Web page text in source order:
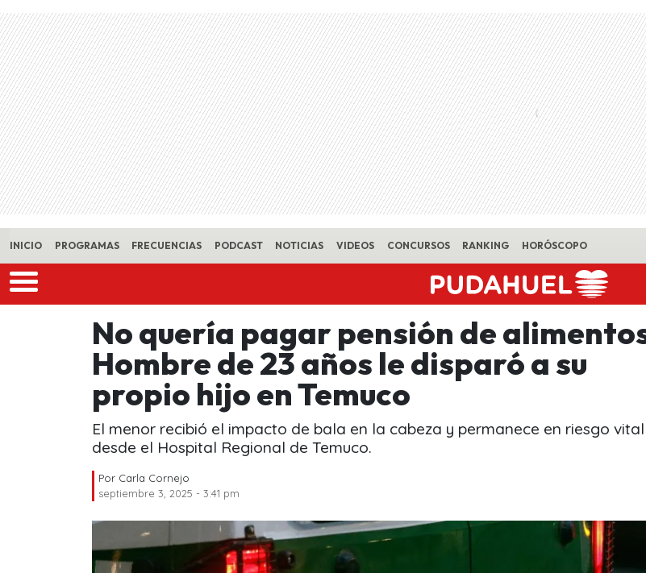
Skip to main content
INICIO PROGRAMAS FRECUENCIAS PODCAST NOTICIAS VIDEOS CONCURSOS RANKING HORÓSCOPO
No quería pagar pensión de
Hombre de 23 años le disparó a su
propio hijo en Temuco
El menor recibió el impacto de bala en la cabeza y permanece en riesgo vital
desde el Hospital Regional de Temuco.
Por Carla Cornejo
septiembre 3, 2025 - 3:41 pm